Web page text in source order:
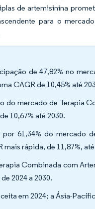
de artemisinina
para o
de 47,82% no
CAGR de 10,45% até
do mercado de Terapia
10,67% até 2030.
61,34% do mercado
rápida, de 11,87%,
Combinada com
2024 a 2030.
em 2024; a Ásia-